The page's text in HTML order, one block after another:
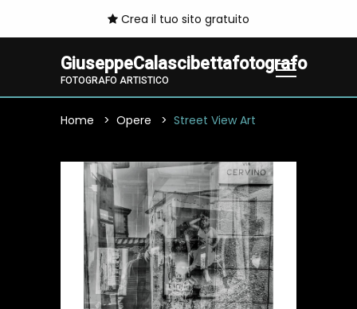
Crea il tuo sito gratuito
GiuseppeCalascibettafotografo
FOTOGRAFO ARTISTICO
Home Opere Street View Art